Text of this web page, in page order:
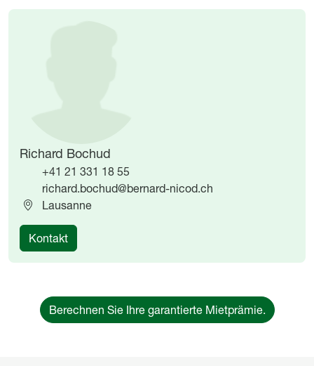
Richard Bochud
+41 21 331 18 55
richard.bochud@bernard-nicod.ch
Lausanne
Kontakt
Berechnen Sie Ihre garantierte Mietprämie.